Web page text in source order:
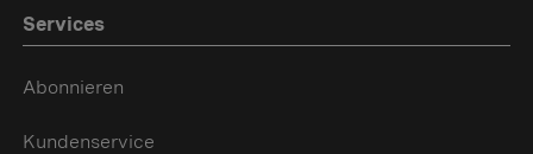
Services
Abonnieren
Kundenservice